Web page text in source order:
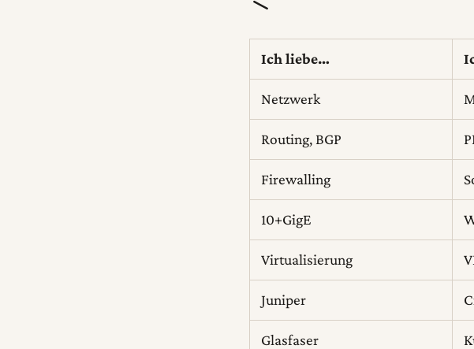
Ich liebe…
Netzwerk
Routing, BGP
Firewalling
10+GigE
Virtualisierung
Juniper
Glasfaser